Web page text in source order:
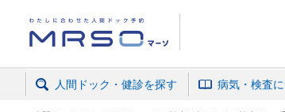
人間ドック・健診を探す 病気・検査